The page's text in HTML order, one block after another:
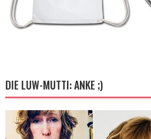
DIE LUW-MUTTI: ANKE ;)